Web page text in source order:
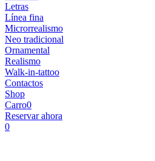
Letras
Línea fina
Microrrealismo
Neo tradicional
Ornamental
Realismo
Walk-in-tattoo
Contactos
Shop
Carro0
Reservar ahora
0